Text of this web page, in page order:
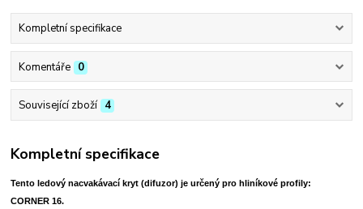
Kompletní specifikace
Komentáře 0
Související zboží 4
Kompletní specifikace
Tento ledový nacvakávací kryt (difuzor) je určený pro hliníkové profily:
CORNER 16.